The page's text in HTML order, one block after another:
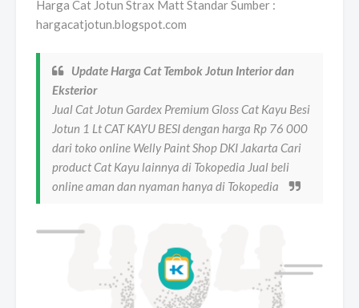
Harga Cat Jotun Strax Matt Standar Sumber :
hargacatjotun.blogspot.com
Update Harga Cat Tembok Jotun Interior dan
Eksterior
Jual Cat Jotun Gardex Premium Gloss Cat Kayu Besi
Jotun 1 Lt CAT KAYU BESI dengan harga Rp 76 000
dari toko online Welly Paint Shop DKI Jakarta Cari
product Cat Kayu lainnya di Tokopedia Jual beli
online aman dan nyaman hanya di Tokopedia